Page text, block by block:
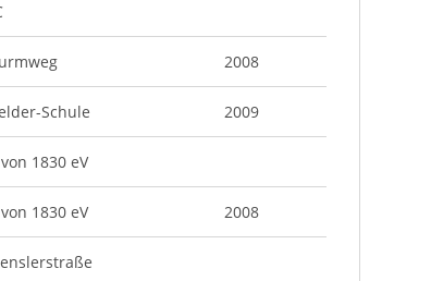
2008
Schule 2009
1830 eV
1830 eV 2008